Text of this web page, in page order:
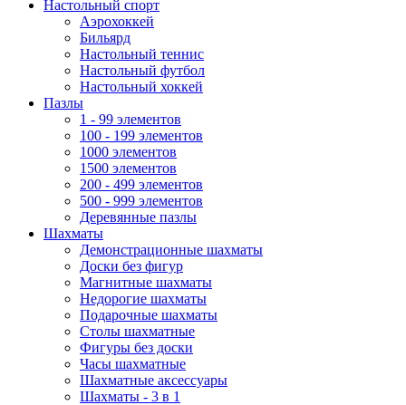
Настольный спорт
Аэрохоккей
Бильярд
Настольный теннис
Настольный футбол
Настольный хоккей
Пазлы
1 - 99 элементов
100 - 199 элементов
1000 элементов
1500 элементов
200 - 499 элементов
500 - 999 элементов
Деревянные пазлы
Шахматы
Демонстрационные шахматы
Доски без фигур
Магнитные шахматы
Недорогие шахматы
Подарочные шахматы
Столы шахматные
Фигуры без доски
Часы шахматные
Шахматные аксессуары
Шахматы - 3 в 1